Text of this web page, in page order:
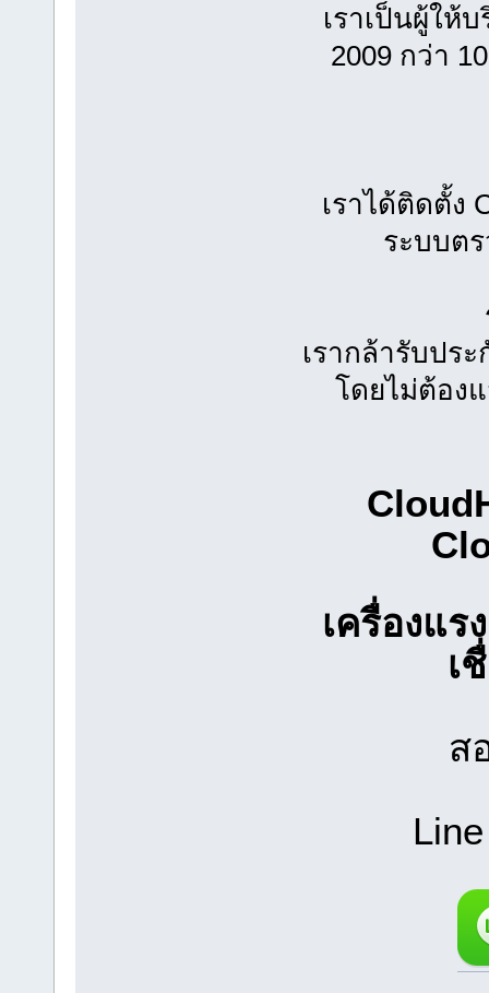
เราเป็นผู้ให้
2009 กว่า
เราได้ติดตั้ง
ระบบต
เรากล้ารับปร
โดยไม่ต้อง
เครื่องแ
เ
ส